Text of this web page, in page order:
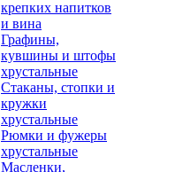
крепких напитков
и вина
Графины,
кувшины и штофы
хрустальные
Стаканы, стопки и
кружки
хрустальные
Рюмки и фужеры
хрустальные
Масленки,